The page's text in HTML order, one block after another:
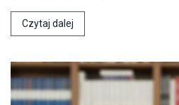
Czytaj dalej